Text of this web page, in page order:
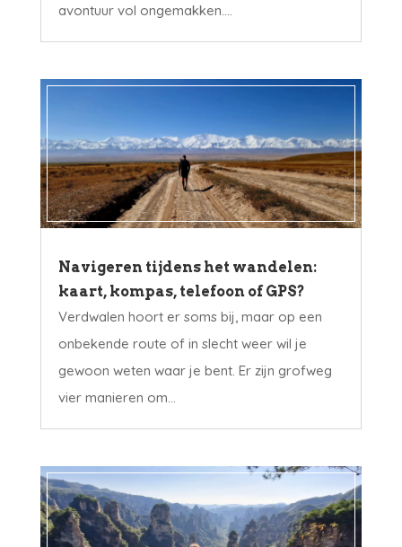
avontuur vol ongemakken....
Navigeren tijdens het wandelen:
kaart, kompas, telefoon of GPS?
Verdwalen hoort er soms bij, maar op een
onbekende route of in slecht weer wil je
gewoon weten waar je bent. Er zijn grofweg
vier manieren om...